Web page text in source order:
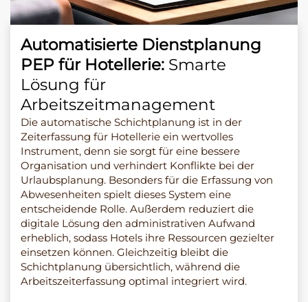
Automatisierte Dienstplanung
PEP für Hotellerie: Smarte
Lösung für
Arbeitszeitmanagement
Die automatische Schichtplanung ist in der
Zeiterfassung für Hotellerie ein wertvolles
Instrument, denn sie sorgt für eine bessere
Organisation und verhindert Konflikte bei der
Urlaubsplanung. Besonders für die Erfassung von
Abwesenheiten spielt dieses System eine
entscheidende Rolle. Außerdem reduziert die
digitale Lösung den administrativen Aufwand
erheblich, sodass Hotels ihre Ressourcen gezielter
einsetzen können. Gleichzeitig bleibt die
Schichtplanung übersichtlich, während die
Arbeitszeiterfassung optimal integriert wird.